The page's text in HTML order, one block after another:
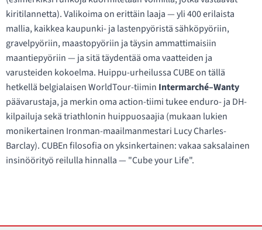
kiritilannetta). Valikoima on erittäin laaja — yli 400 erilaista
mallia, kaikkea kaupunki- ja lastenpyöristä sähköpyöriin,
gravelpyöriin, maastopyöriin ja täysin ammattimaisiin
maantiepyöriin — ja sitä täydentää oma vaatteiden ja
varusteiden kokoelma. Huippu-urheilussa CUBE on tällä
hetkellä belgialaisen WorldTour-tiimin Intermarché–Wanty
päävarustaja, ja merkin oma action-tiimi tukee enduro- ja DH-
kilpailuja sekä triathlonin huippuosaajia (mukaan lukien
monikertainen Ironman-maailmanmestari Lucy Charles-
Barclay). CUBEn filosofia on yksinkertainen: vakaa saksalainen
insinöörityö reilulla hinnalla — "Cube your Life".